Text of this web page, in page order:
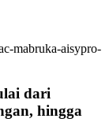
dari
hingga